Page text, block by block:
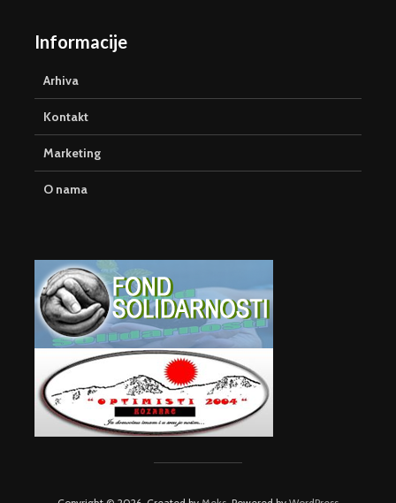
Informacije
Arhiva
Kontakt
Marketing
O nama